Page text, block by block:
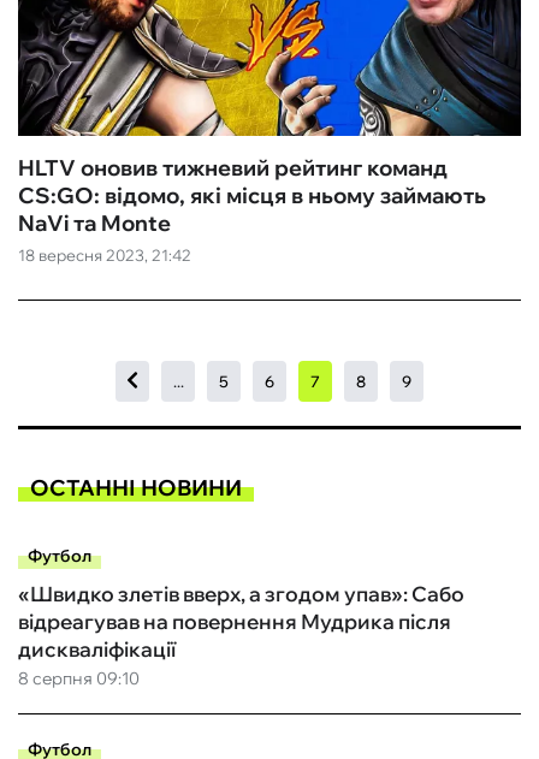
18 вересня 2023, 21:42
HLTV оновив тижневий рейтинг команд
CS:GO: відомо, які місця в ньому займають
NaVi та Monte
... 5 6 7 8 9
ОСТАННІ НОВИНИ
Футбол
8 серпня 09:10
«Швидко злетів вверх, а згодом упав»: Сабо
відреагував на повернення Мудрика після
дискваліфікації
Футбол